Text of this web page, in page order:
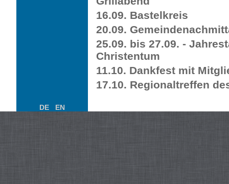
16.09. Bastelkreis
20.09.
25.09. bis 27.09. -
Christentum
11.10. Dankfest mit
17.10. Regionaltreffen
DE EN